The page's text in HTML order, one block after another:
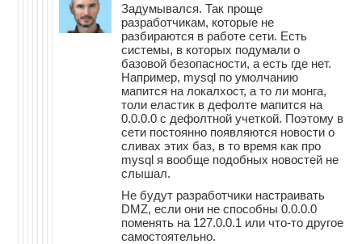
Задумывался. Так проще
разработчикам, которые не
разбираются в работе сети. Есть
системы, в которых подумали о
базовой безопасности, а есть где нет.
Например, mysql по умолчанию
мапится на локалхост, а то ли монга,
толи еластик в дефолте мапится на
0.0.0.0 с дефолтной учеткой. Поэтому в
сети постоянно появляются новости о
сливах этих баз, в то время как про
mysql я вообще подобных новостей не
слышал.
Не будут разработчики настраивать
DMZ, если они не способны 0.0.0.0
поменять на 127.0.0.1 или что-то другое
самостоятельно.